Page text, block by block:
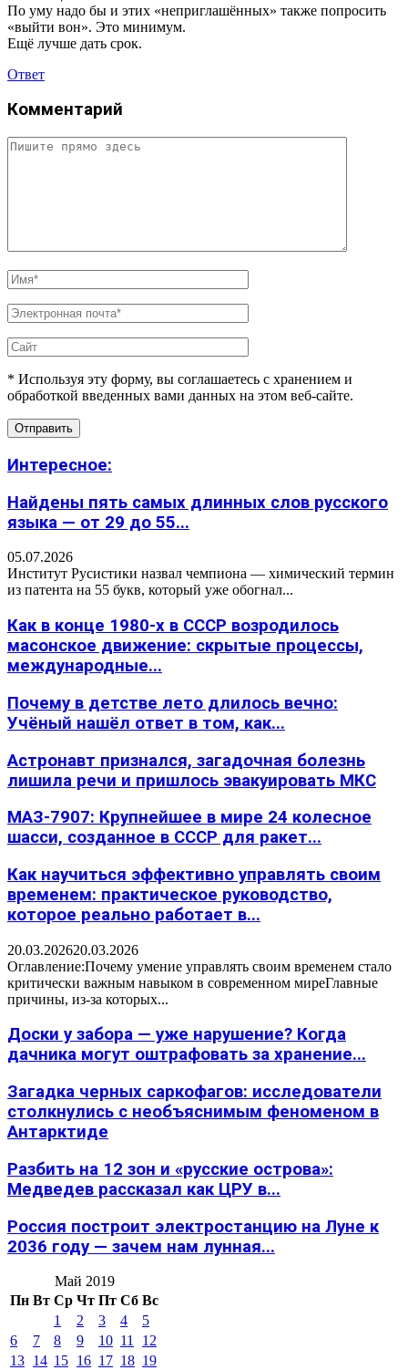
По уму надо бы и этих «неприглашённых» также попросить
«выйти вон». Это минимум.
Ещё лучше дать срок.
Ответ
Комментарий
* Используя эту форму, вы соглашаетесь с хранением и
обработкой введенных вами данных на этом веб-сайте.
Интересное:
Найдены пять самых длинных слов русского
языка — от 29 до 55...
05.07.2026
Институт Русистики назвал чемпиона — химический термин
из патента на 55 букв, который уже обогнал...
Как в конце 1980-х в СССР возродилось
масонское движение: скрытые процессы,
международные...
Почему в детстве лето длилось вечно:
Учёный нашёл ответ в том, как...
Астронавт признался, загадочная болезнь
лишила речи и пришлось эвакуировать МКС
МАЗ-7907: Крупнейшее в мире 24 колесное
шасси, созданное в СССР для ракет...
Как научиться эффективно управлять своим
временем: практическое руководство,
которое реально работает в...
20.03.202620.03.2026
Оглавление:Почему умение управлять своим временем стало
критически важным навыком в современном миреГлавные
причины, из-за которых...
Доски у забора — уже нарушение? Когда
дачника могут оштрафовать за хранение...
Загадка черных саркофагов: исследователи
столкнулись с необъяснимым феноменом в
Антарктиде
Разбить на 12 зон и «русские острова»:
Медведев рассказал как ЦРУ в...
Россия построит электростанцию на Луне к
2036 году — зачем нам лунная...
Май 2019
Пн Вт Ср Чт Пт Сб Вс
1
2 3 4
5
6
7 8 9 10 11
12
13 14 15 16 17 18 19